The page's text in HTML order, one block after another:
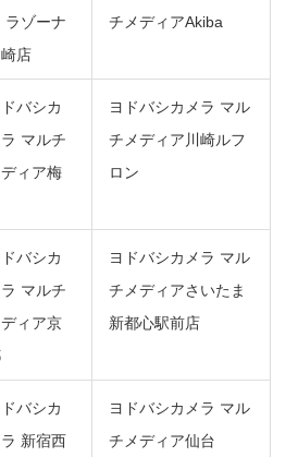
ラゾーナ
店
チメディアAkiba
バシカ
マルチ
ディア梅
ヨドバシカメラ マル
チメディア川崎ルフ
ロン
バシカ
マルチ
ディア京
ヨドバシカメラ マル
チメディアさいたま
新都心駅前店
バシカ
ラ 新宿西
ヨドバシカメラ マル
チメディア仙台